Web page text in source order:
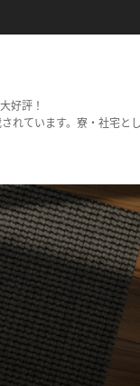
好評！
れています。寮・社宅と